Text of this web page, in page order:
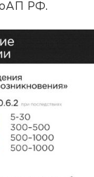
РФ.